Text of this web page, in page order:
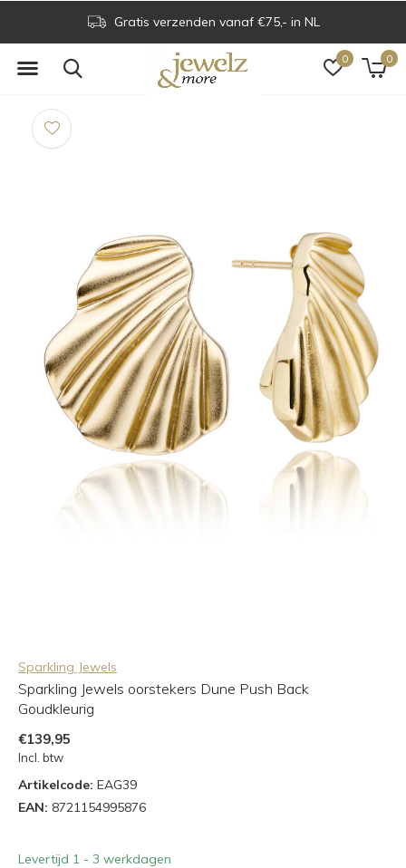
0 0
Gratis verzenden vanaf €75,- in NL
Sparkling Jewels
Sparkling Jewels oorstekers Dune Push Back
Goudkleurig
€139,95
Incl. btw
Artikelcode: EAG39
EAN: 8721154995876
Levertijd 1 - 3 werkdagen